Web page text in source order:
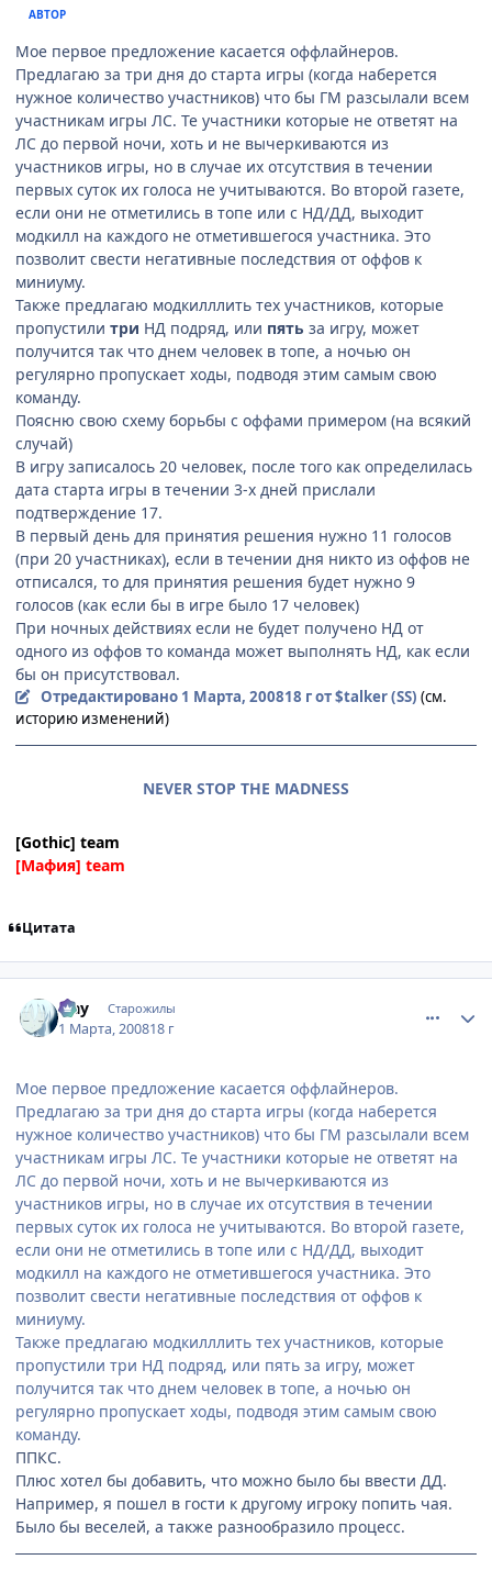
АВТОР
Мое первое предложение касается оффлайнеров.
Предлагаю за три дня до старта игры (когда наберется
нужное количество участников) что бы ГМ разсылали всем
участникам игры ЛС. Те участники которые не ответят на
ЛС до первой ночи, хоть и не вычеркиваются из
участников игры, но в случае их отсутствия в течении
первых суток их голоса не учитываются. Во второй газете,
если они не отметились в топе или с НД/ДД, выходит
модкилл на каждого не отметившегося участника. Это
позволит свести негативные последствия от оффов к
миниуму.
Также предлагаю модкилллить тех участников, которые
пропустили три НД подряд, или пять за игру, может
получится так что днем человек в топе, а ночью он
регулярно пропускает ходы, подводя этим самым свою
команду.
Поясню свою схему борьбы с оффами примером (на всякий
случай)
В игру записалось 20 человек, после того как определилась
дата старта игры в течении 3-х дней прислали
подтверждение 17.
В первый день для принятия решения нужно 11 голосов
(при 20 участниках), если в течении дня никто из оффов не
отписался, то для принятия решения будет нужно 9
голосов (как если бы в игре было 17 человек)
При ночных действиях если не будет получено НД от
одного из оффов то команда может выполнять НД, как если
бы он присутствовал.
Отредактировано 1 Марта, 200818 гот $talker (SS) (см.
историю изменений)
NEVER STOP THE MADNESS
[Gothic] team
[Мафия] team
Цитата
Flay Старожилы
1 Марта, 200818 г
Мое первое предложение касается оффлайнеров.
Предлагаю за три дня до старта игры (когда наберется
нужное количество участников) что бы ГМ разсылали всем
участникам игры ЛС. Те участники которые не ответят на
ЛС до первой ночи, хоть и не вычеркиваются из
участников игры, но в случае их отсутствия в течении
первых суток их голоса не учитываются. Во второй газете,
если они не отметились в топе или с НД/ДД, выходит
модкилл на каждого не отметившегося участника. Это
позволит свести негативные последствия от оффов к
миниуму.
Также предлагаю модкилллить тех участников, которые
пропустили три НД подряд, или пять за игру, может
получится так что днем человек в топе, а ночью он
регулярно пропускает ходы, подводя этим самым свою
команду.
ППКС.
Плюс хотел бы добавить, что можно было бы ввести ДД.
Например, я пошел в гости к другому игроку попить чая.
Было бы веселей, а также разнообразило процесс.